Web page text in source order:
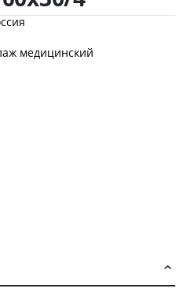
медицинский